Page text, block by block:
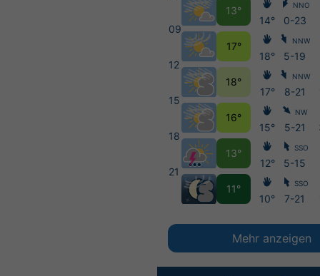
09
12
15
18
21
13°
17°
18°
16°
13°
11°
14°
18°
17°
15°
12°
10°
NNO
0-23
NNW
5-19
NNW
8-21
NW
5-21
SSO
5-15
SSO
7-21
Mehr anzeigen